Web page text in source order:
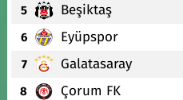
5 Beşiktaş
6 Eyüpspor
7 Galatasaray
8 Çorum FK